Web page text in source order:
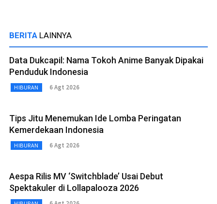
BERITA LAINNYA
Data Dukcapil: Nama Tokoh Anime Banyak Dipakai
Penduduk Indonesia
HIBURAN 6 Agt 2026
Tips Jitu Menemukan Ide Lomba Peringatan
Kemerdekaan Indonesia
HIBURAN 6 Agt 2026
Aespa Rilis MV ‘Switchblade’ Usai Debut
Spektakuler di Lollapalooza 2026